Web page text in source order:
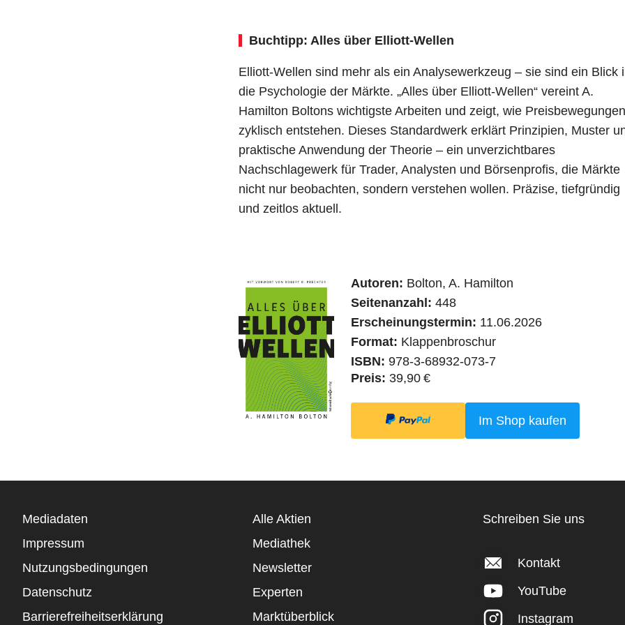
Buchtipp: Alles über Elliott-Wellen
Elliott-Wellen sind mehr als ein Analysewerkzeug – sie sind ein Blick
die Psychologie der Märkte. „Alles über Elliott-Wellen“ vereint A.
Hamilton Boltons wichtigste Arbeiten und zeigt, wie Preisbewegungen
zyklisch entstehen. Dieses Standardwerk erklärt Prinzipien, Muster
praktische Anwendung der Theorie – ein unverzichtbares
Nachschlagewerk für Trader, Analysten und Börsenprofis, die Märkte
nicht nur beobachten, sondern verstehen wollen. Präzise, tiefgründig
und zeitlos aktuell.
Autoren: Bolton, A. Hamilton
Seitenanzahl: 448
Erscheinungstermin: 11.06.2026
Format: Klappenbroschur
ISBN: 978-3-68932-073-7
Preis: 39,90 €
Im Shop kaufen
Mediadaten
Impressum
Nutzungsbedingungen
Datenschutz
Barrierefreiheitserklärung
Alle Aktien
Mediathek
Newsletter
Experten
Marktüberblick
Schreiben Sie uns
Kontakt
YouTube
Instagram